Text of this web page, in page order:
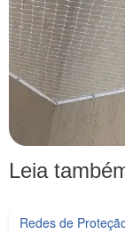
Leia
Redes de